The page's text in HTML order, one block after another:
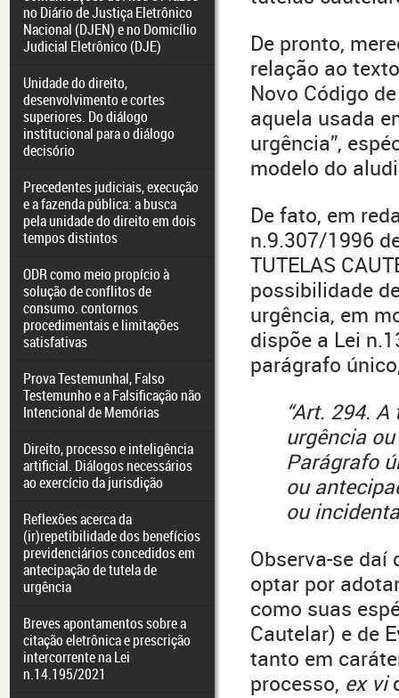
no Diário de Justiça Eletrônico
Nacional (DJEN) e no Domicílio
Judicial Eletrônico (DJE)
Unidade do direito,
desenvolvimento e cortes
superiores. Do diálogo
institucional para o diálogo
decisório
Precedentes judiciais, execução
e a fazenda pública: a busca
pela unidade do direito em dois
tempos distintos
ODR como meio propício à
solução de conflitos de
consumo. contornos
procedimentais e limitações
satisfativas
Prova Testemunhal, Falso
Testemunho e a Falsificação não
Intencional de Memórias
Direito, processo e inteligência
artificial. Diálogos necessários
ao exercício da jurisdição
Reflexões acerca da
(ir)repetibilidade dos benefícios
previdenciários concedidos em
antecipação de tutela de
urgência
Breves apontamentos sobre a
citação eletrônica e prescrição
intercorrente na Lei
n.14.195/2021
De pronto,
relação ao
Novo Código
aquela usada
urgência”,
modelo do
De fato, em
n.9.307/1996
TUTELAS
possibilidade
urgência, em
dispõe a Lei
parágrafo
“Art. 294.
urgência
Parágrafo
ou
ou
Observa-se daí
optar por
como suas
Cautelar) e de
tanto em
processo, ex vi